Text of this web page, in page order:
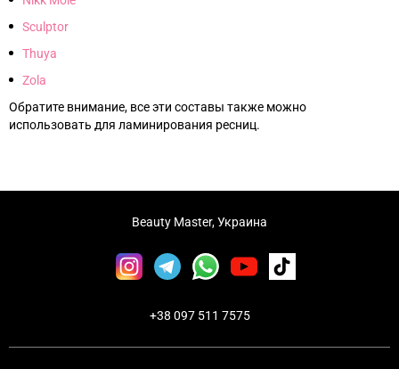
Sculptor
Thuya
Zola
Обратите внимание, все эти составы также можно
использовать для ламинирования ресниц.
Beauty Master, Украина
+38 097 511 7575